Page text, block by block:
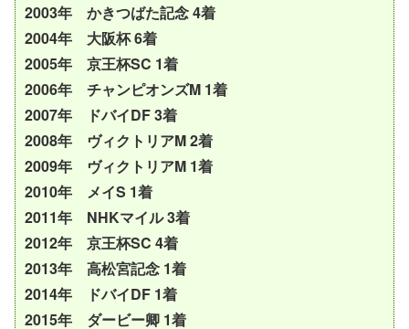
2003年 かきつばた記念 4着
2004年 大阪杯 6着
2005年 京王杯SC 1着
2006年 チャンピオンズM 1着
2007年 ドバイDF 3着
2008年 ヴィクトリアM 2着
2009年 ヴィクトリアM 1着
2010年 メイS 1着
2011年 NHKマイル 3着
2012年 京王杯SC 4着
2013年 高松宮記念 1着
2014年 ドバイDF 1着
2015年 ダービー卿 1着